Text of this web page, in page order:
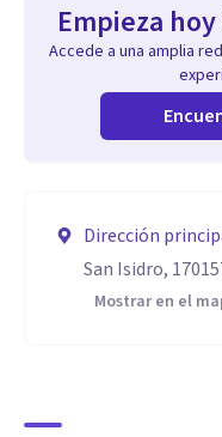
Empieza
Accede a una amplia
Dirección
San Isidro,
Mostrar en el